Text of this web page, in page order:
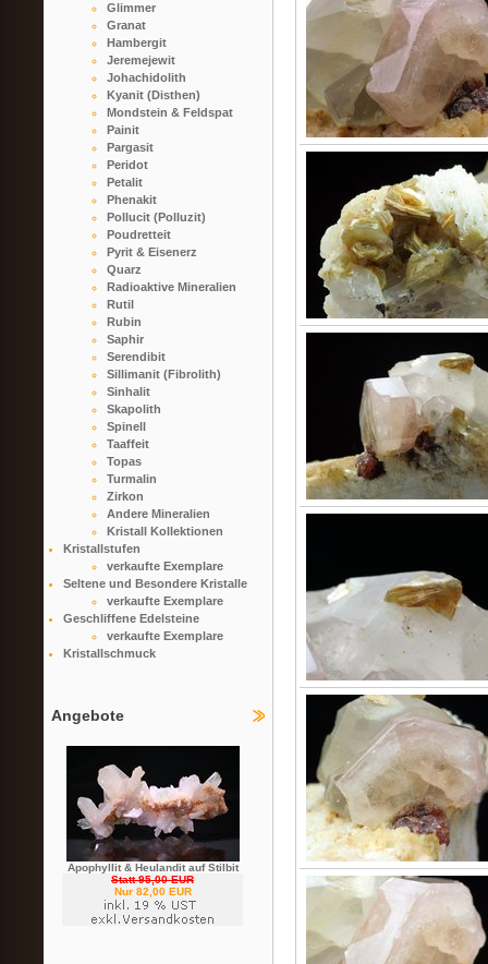
Glimmer
Granat
Hambergit
Jeremejewit
Johachidolith
Kyanit (Disthen)
Mondstein & Feldspat
Painit
Pargasit
Peridot
Petalit
Phenakit
Pollucit (Polluzit)
Poudretteit
Pyrit & Eisenerz
Quarz
Radioaktive Mineralien
Rutil
Rubin
Saphir
Serendibit
Sillimanit (Fibrolith)
Sinhalit
Skapolith
Spinell
Taaffeit
Topas
Turmalin
Zirkon
Andere Mineralien
Kristall Kollektionen
Kristallstufen
verkaufte Exemplare
Seltene und Besondere Kristalle
verkaufte Exemplare
Geschliffene Edelsteine
verkaufte Exemplare
Kristallschmuck
Angebote
Apophyllit & Heulandit auf Stilbit
Statt 95,00 EUR
Nur 82,00 EUR